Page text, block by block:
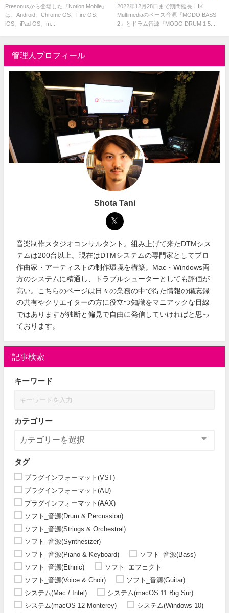
譜作成ができる！フリーアプリ
Presonusから登場した『Notion Mobile』
は、Android、Chrome OS、Fire OS、
iOS、iPad OS、m...
MODO BASS 2 とMOD DRUM
1.5が最大50％OFF！
2022年12月28日まで期間延長！IK
Multimediaのベース音源『MODO BASS
2』とドラム音源『MODO DRUM 1.5...
管理人プロフィール
Shota Tani
音楽制作スタジオコンサルタント。組み上げて来たDTMシス
テムは200台以上。現在はDTMシステムの専門家としてプロ
作曲家・アーティストの制作環境を構築。Mac・Windows両
方のシステムに精通し、トラブルシューターとしても評価が
高い。こちらのページは日々の業務の中で得た情報の備忘録
の共有やクリエイターの方に役立つ知識をマニアックな目線
ではありますが独断と偏見で自由に発信していければと思っ
ております。
記事検索
キーワード
カテゴリー
タグ
プラグインフォーマット(VST)
プラグインフォーマット(AU)
プラグインフォーマット(AAX)
ソフト_音源(Drum & Percussion)
ソフト_音源(Strings & Orchestral)
ソフト_音源(Synthesizer)
ソフト_音源(Piano & Keyboard)
ソフト_音源(Bass)
ソフト_音源(Ethnic)
ソフト_エフェクト
ソフト_音源(Voice & Choir)
ソフト_音源(Guitar)
システム(Mac / Intel)
システム(macOS 11 Big Sur)
システム(macOS 12 Monterey)
システム(Windows 10)